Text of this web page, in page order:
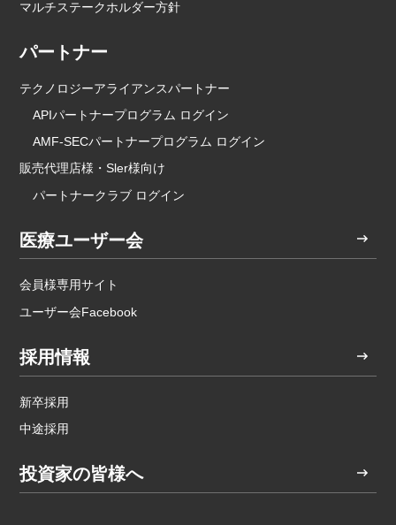
マルチステークホルダー方針
パートナー
テクノロジーアライアンスパートナー
APIパートナープログラム ログイン
AMF-SECパートナープログラム ログイン
販売代理店様・Sler様向け
パートナークラブ ログイン
医療ユーザー会
会員様専用サイト
ユーザー会Facebook
採用情報
新卒採用
中途採用
投資家の皆様へ